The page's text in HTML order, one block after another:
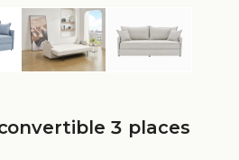
3 places